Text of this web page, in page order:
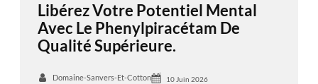
Libérez Votre Potentiel Mental
Avec Le Phenylpiracétam De
Qualité Supérieure.
Domaine-Sanvers-Et-Cotton 10 Juin 2026